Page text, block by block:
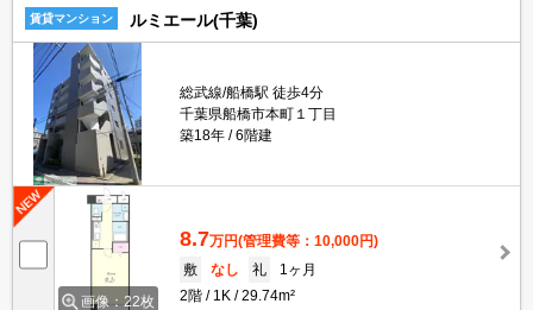
賃貸マンション ルミエール(千葉)
総武線/船橋駅 徒歩4分
千葉県船橋市本町１丁目
築18年
6階建
画像：22枚
8.7万円(管理費等：10,000円)
敷
なし 礼
1ヶ月
2階
1K 29.74m²